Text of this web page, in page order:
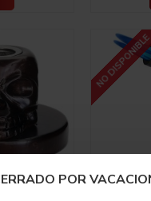
POR
NO